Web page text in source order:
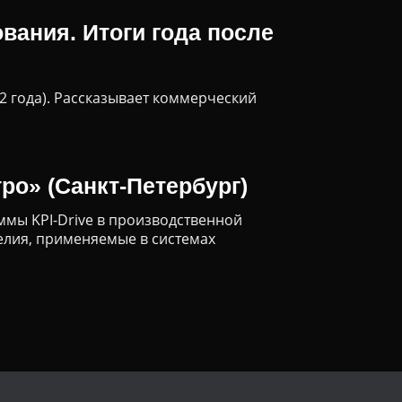
Итоги года после
Рассказывает коммерческий
(Санкт-Петербург)
KPI-Drive в производственной
применяемые в системах